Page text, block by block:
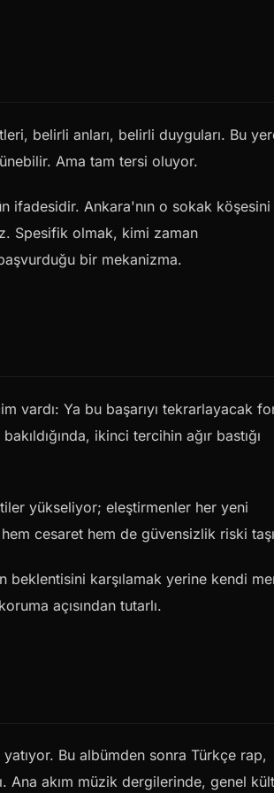
belirli anları, belirli duyguları. Bu
Ama tam tersi oluyor.
ifadesidir. Ankara'nın o sokak köşesini
Spesifik olmak, kimi zaman
bir mekanizma.
vardı: Ya bu başarıyı tekrarlayacak
ikinci tercihin ağır bastığı
yükseliyor; eleştirmenler her yeni
cesaret hem de güvensizlik riski
karşılamak yerine kendi
açısından tutarlı.
yatıyor. Bu albümden sonra Türkçe rap,
Ana akım müzik dergilerinde, genel